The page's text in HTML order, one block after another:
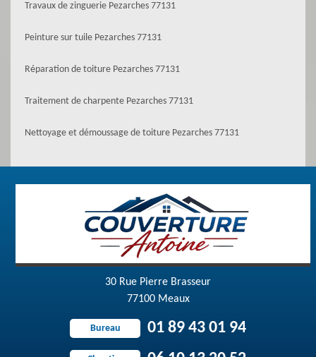
Travaux de zinguerie Pezarches 77131
Peinture sur tuile Pezarches 77131
Réparation de toiture Pezarches 77131
Traitement de charpente Pezarches 77131
Nettoyage et démoussage de toiture Pezarches 77131
30 Rue Pierre Brasseur
77100 Meaux
Bureau 01 89 43 01 94